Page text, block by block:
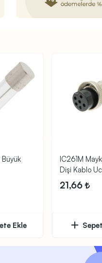
Ekle
IC261M
Dişi Kablo
21,66